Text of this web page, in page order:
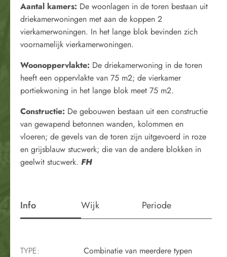
Aantal kamers: De woonlagen in de toren bestaan uit
driekamerwoningen met aan de koppen 2
vierkamerwoningen. In het lange blok bevinden zich
voornamelijk vierkamerwoningen.
Woonoppervlakte: De driekamerwoning in de toren
heeft een oppervlakte van 75 m2; de vierkamer
portiekwoning in het lange blok meet 75 m2.
Constructie: De gebouwen bestaan uit een constructie
van gewapend betonnen wanden, kolommen en
vloeren; de gevels van de toren zijn uitgevoerd in roze
en grijsblauw stucwerk; die van de andere blokken in
geelwit stucwerk. FH
Info Wijk Periode
TYPE:
Combinatie van meerdere typen